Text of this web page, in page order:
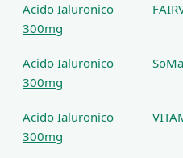
Acido Ialuronico
300mg
Acido Ialuronico
300mg
Acido Ialuronico
300mg